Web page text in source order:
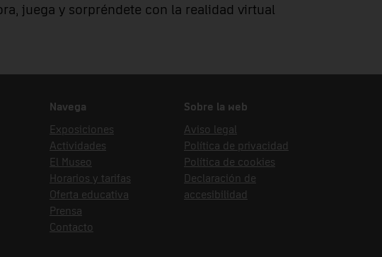
juega y sorpréndete con la realidad virtual
Navega
Exposiciones
Actividades
El Museo
Horarios y tarifas
Oferta educativa
Prensa
Contacto
Sobre la web
Aviso legal
Política de privacidad
Política de cookies
Declaración de
accesibilidad